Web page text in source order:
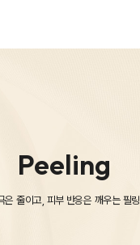
Peeling
은 줄이고, 피부 반응은 깨우는 필링